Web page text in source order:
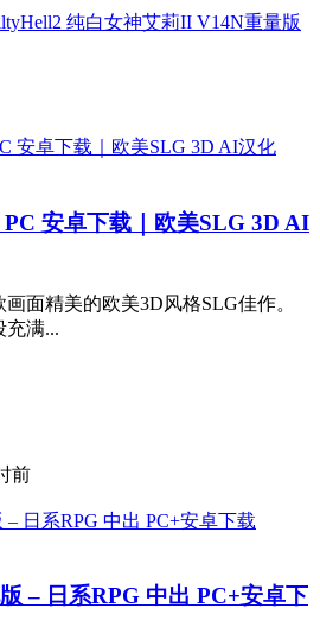
纯白女神艾莉II V14N重量版
安卓下载｜欧美SLG 3D AI
画面精美的欧美3D风格SLG佳作。
充满...
前
– 日系RPG 中出 PC+安卓下